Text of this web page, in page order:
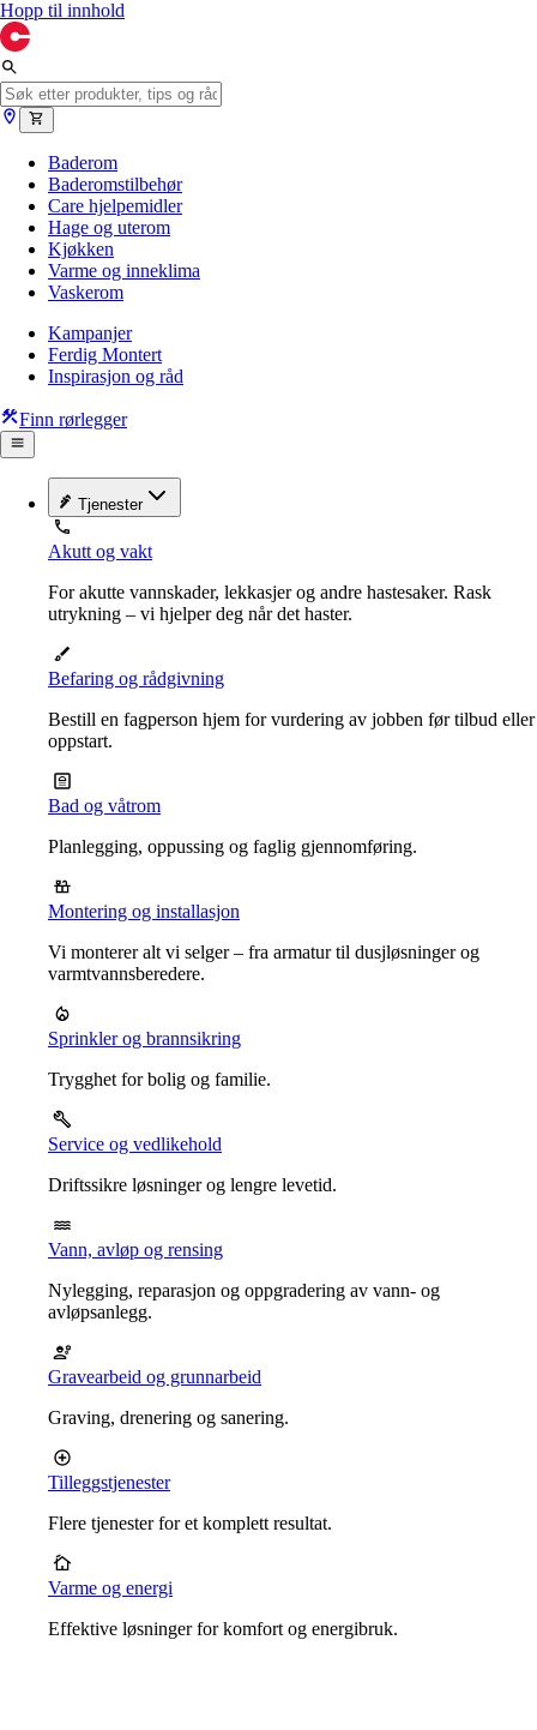
Hopp til innhold
Baderom
Baderomstilbehør
Care hjelpemidler
Hage og uterom
Kjøkken
Varme og inneklima
Vaskerom
Kampanjer
Ferdig Montert
Inspirasjon og råd
Finn rørlegger
Tjenester
Akutt og vakt
For akutte vannskader, lekkasjer og andre hastesaker. Rask
utrykning – vi hjelper deg når det haster.
Befaring og rådgivning
Bestill en fagperson hjem for vurdering av jobben før tilbud eller
oppstart.
Bad og våtrom
Planlegging, oppussing og faglig gjennomføring.
Montering og installasjon
Vi monterer alt vi selger – fra armatur til dusjløsninger og
varmtvannsberedere.
Sprinkler og brannsikring
Trygghet for bolig og familie.
Service og vedlikehold
Driftssikre løsninger og lengre levetid.
Vann, avløp og rensing
Nylegging, reparasjon og oppgradering av vann- og
avløpsanlegg.
Gravearbeid og grunnarbeid
Graving, drenering og sanering.
Tilleggstjenester
Flere tjenester for et komplett resultat.
Varme og energi
Effektive løsninger for komfort og energibruk.